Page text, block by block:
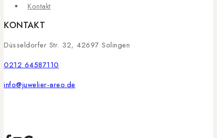
Kontakt
KONTAKT
Düsseldorfer Str. 32, 42697 Solingen
0212 64587110
info@juwelier-areo.de